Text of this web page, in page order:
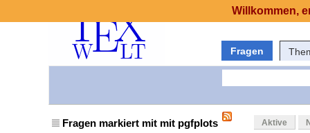
Fragen
Fragen markiert mit mit pgfplots Aktive
Willkommen,